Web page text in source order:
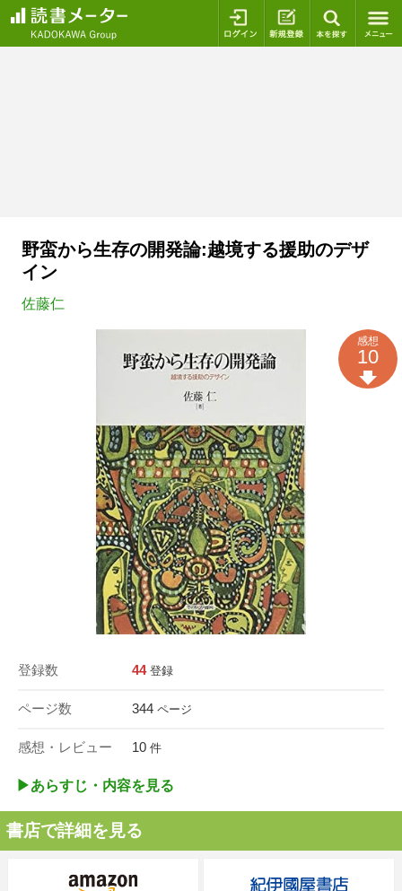
ログイン 新規登録
野蛮から生存の開発論:越境する援助のデザ
イン
佐藤仁
登録数 44 登録
ページ数 344 ページ
感想・レビュー 10 件
感想
10
▶︎あらすじ・内容を見る
書店で詳細を見る